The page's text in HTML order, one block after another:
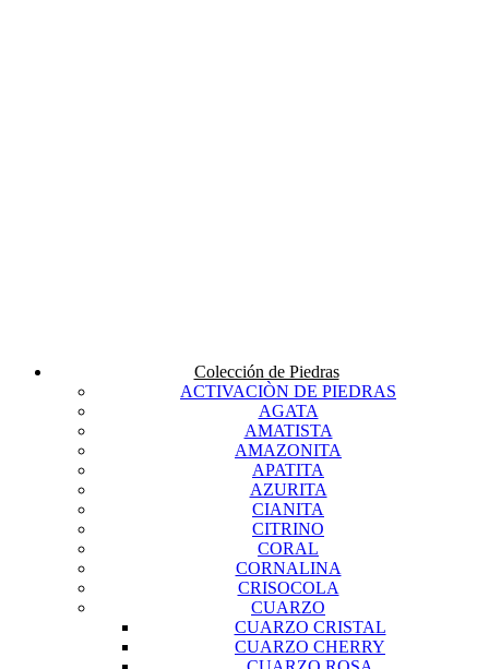
Colección de Piedras
ACTIVACIÒN DE PIEDRAS
AGATA
AMATISTA
AMAZONITA
APATITA
AZURITA
CIANITA
CITRINO
CORAL
CORNALINA
CRISOCOLA
CUARZO
CUARZO CRISTAL
CUARZO CHERRY